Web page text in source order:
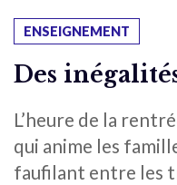
ENSEIGNEMENT
Des
L’heure de la
qui anime les
faufilant entre les